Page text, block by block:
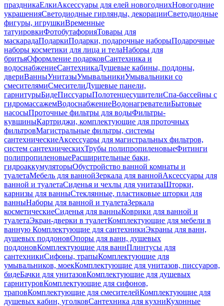
праздникаЕлкиАксессуары для елей новогоднихНовогодние
украшенияСветодиодные гирлянды, декорацииСветодиодные
фигуры, игрушкиВременные
татуировкиФотобутафорияТовары для
маскарадаПодаркиПодарки, подарочные наборыПодарочные
наборы косметики для лица и телаНаборы для
бритьяОформление подарковСантехника и
водоснабжениеСантехникаДушевые кабины, поддоны,
двериВанныУнитазыУмывальникиУмывальники со
смесителямиСмесителиДушевые панели,
гарнитурыБидеПиссуарыПолотенцесушителиСпа-бассейны с
гидромассажемВодоснабжениеВодонагревателиБытовые
насосыПроточные фильтры для водыФильтры-
кувшиныКартриджи, комплектующие для проточных
фильтровМагистральные фильтры, системы
сантехническиеАксессуары для магистральных фильтров,
систем сантехническихТрубы полипропиленовыеФитинги
полипропиленовыеРасширительные баки,
гидроаккумуляторыОбустройство ванной комнаты и
туалетаМебель для ваннойЗеркала для ваннойАксессуары для
ванной и туалетаСиденья и чехлы для унитазаШторки,
карнизы для ванныСтеклянные, пластиковые шторки для
ванныНаборы для ванной и туалетаЗеркала
косметическиеСиденья для ванныКоврики для ванной и
туалетаЭкран-дверки в туалетКомплектующие для мебели в
ванную Комплектующие для сантехникиЭкраны для ванн,
душевых поддоновОпоры для ванн, душевых
поддоновКомплектующие для ваннПлинтусы для
сантехникиСифоны, трапыКомплектующие для
умывальников, моекКомплектующие для унитазов, писсуаров,
бидеБачки для унитазовКомплектующие для душевых
гарнитуровКомплектующие для сифонов,
траповКомплектующие для смесителейКомплектующие для
душевых кабин, уголковСантехника для кухниКухонные